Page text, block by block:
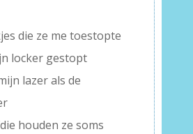
die ze me toestopte
locker gestopt
lazer als de
houden ze soms